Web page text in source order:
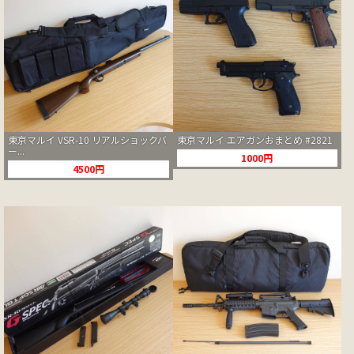
東京マルイ VSR-10 リアルショックバ
ー...
4500円
東京マルイ エアガンおまとめ #2821
1000円